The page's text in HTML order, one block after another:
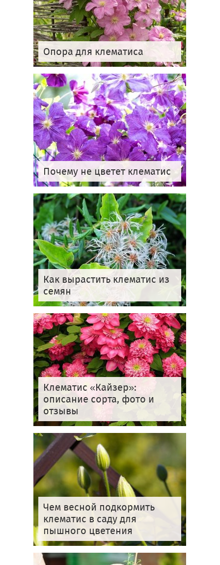
Опора для клематиса
Почему не цветет клематис
Как вырастить клематис из
семян
Клематис «Кайзер»:
описание сорта, фото и
отзывы
Чем весной подкормить
клематис в саду для
пышного цветения